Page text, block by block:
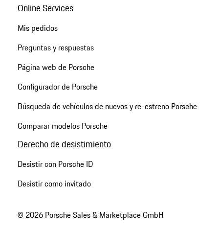
Online Services
Mis pedidos
Preguntas y respuestas
Página web de Porsche
Configurador de Porsche
Búsqueda de vehículos de nuevos y re-estreno Porsche
Comparar modelos Porsche
Derecho de desistimiento
Desistir con Porsche ID
Desistir como invitado
© 2026 Porsche Sales & Marketplace GmbH